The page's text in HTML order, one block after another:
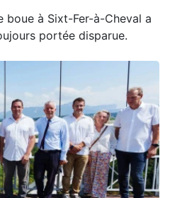
boue à Sixt-Fer-à-Cheval a
portée disparue.